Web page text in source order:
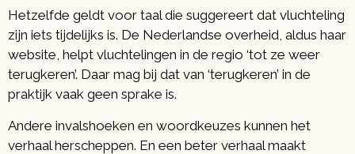
Hetzelfde geldt voor taal die suggereert dat vluchteling
zijn iets tijdelijks is. De Nederlandse overheid, aldus haar
website, helpt vluchtelingen in de regio ‘tot ze weer
terugkeren’. Daar mag bij dat van ‘terugkeren’ in de
praktijk vaak geen sprake is.
Andere invalshoeken en woordkeuzes kunnen het
verhaal herscheppen. En een beter verhaal maakt